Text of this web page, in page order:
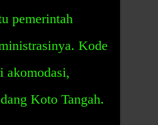
pemerintah
Kode
akomodasi,
Koto Tangah.